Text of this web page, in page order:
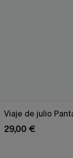
Viaje de julio
29,00 €